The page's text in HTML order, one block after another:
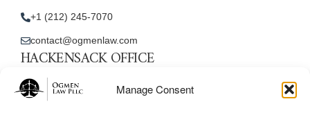
Manage Consent
+1 (212) 245-7070
contact@ogmenlaw.com
HACKENSACK OFFICE
New Jersey Office